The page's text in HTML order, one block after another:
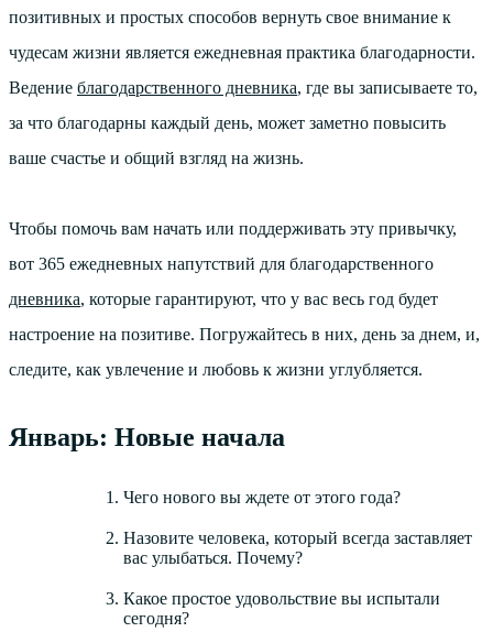
позитивных и простых способов вернуть свое внимание к
чудесам жизни является ежедневная практика благодарности.
Ведение благодарственного дневника, где вы записываете то,
за что благодарны каждый день, может заметно повысить
ваше счастье и общий взгляд на жизнь.
Чтобы помочь вам начать или поддерживать эту привычку,
вот 365 ежедневных напутствий для благодарственного
дневника, которые гарантируют, что у вас весь год будет
настроение на позитиве. Погружайтесь в них, день за днем, и,
следите, как увлечение и любовь к жизни углубляется.
Январь: Новые начала
Чего нового вы ждете от этого года?
Назовите человека, который всегда заставляет
вас улыбаться. Почему?
Какое простое удовольствие вы испытали
сегодня?